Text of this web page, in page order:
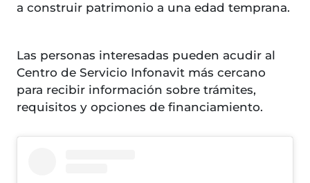
a construir patrimonio a una edad temprana.
Las personas interesadas pueden acudir al
Centro de Servicio Infonavit más cercano
para recibir información sobre trámites,
requisitos y opciones de financiamiento.